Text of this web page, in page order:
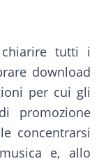
tutti i
download
per cui gli
promozione
concentrarsi
e, allo